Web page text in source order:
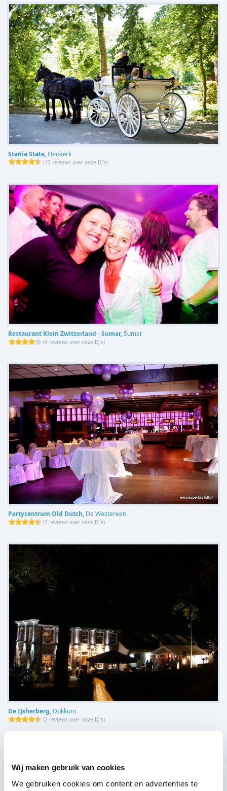
Wij maken gebruik van cookies
We gebruiken cookies om content en advertenties te
Stania State,Oenkerk
(12 reviews over onze DJ's)
Restaurant Klein Zwitserland - Sumar,Sumar
(4 reviews over onze DJ's)
Partycentrum Old Dutch, De Westereen
(3 reviews over onze DJ's)
De IJsherberg, Dokkum
(2 reviews over onze DJ's)
DJ huren voor jouw feest in Cafe de Bunte Bok?